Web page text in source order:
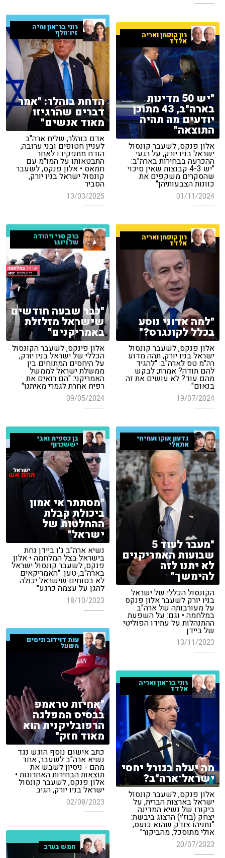
רוני בר־און ומיה
זיו־וולף
הדחת בוהלר: "אמר
דברים שהרגיזו
מאוד אנשים"
אדם בוהלר, שליח ארה"ב
לעניין חטופים ובני ערובה,
הודח מתפקידו לאחר
התבטאותו על המו"מ עם
חמאס • אלון פנקס, לשעבר
קונסול ישראל בניו יורק,
הסביר
13/03/2025
רון קופמן ואריה
אלדד
"יש 50 מדינות
בארה"ב, 43 מתוכן
יודעים מה תהיה
התוצאה"
אלון פנקס, לשעבר קונסול
ישראל בניו יורק, על רגעי
ההכרעה בבחירות בארה"ב:
"יש 4-3 קבוצות שאין סיכוי
שהסקרים משקפים את
כוונות הצבעותיהן"
01/11/2024
רון קופמן ואריה
אלדד
"למה אדוני נוסע
בכלל לקונגרס?"
אלון פנקס, לשעבר קונסול
ישראל בניו יורק, תהה מדוע
רה"מ טס לארה"ב: "להגיד
להם תודה? אמרת; לבקש
מהם עוד? לא עושים את זה
בנאום"
19/07/2024
ברק סרי ויהודה
שלזינגר
"כבר שבעה חודשים
שישראל מזלזלת
באמריקנים"
אלון פינקס, לשעבר הקונסול
הכללי של ישראל בניו יורק,
על היחסים המתוחים בין
ממשלת ישראל לממשל
האמריקני: "הם רואים את
רפיח אחרת לגמרי מאיתנו"
09/05/2024
גדעון אוקו ועמיחי
אתאלי
"מעבר לעוד 5
שבועות האמריקנים
לא יתנו לזה
להימשך"
הקונסול הכללי של ישראל
בניו יורק לשעבר אלון פנקס
על מעורבותה של ארה"ב
במלחמה • וגם: על השפעת
ההתנהלות על עתידו הפוליטי
של ביידן
13/11/2023
בן כספית ואבי
יששכרוף
"מסתתר אי אמון
ביכולת קבלת
ההחלטות של
ישראל"
נשיא ארה"ב ג'ו ביידן נחת
בישראל בצל המלחמה • אלון
פנקס, לשעבר קונסול ישראל
בארה"ב, טען: "האמריקאים
לא בטוחים שישראל יכולה
להגן על עצמה כרגע"
18/10/2023
ענת דוידוב וניסים
משעל
"אחיזת טראמפ
בבסיס המפלגה
הרפובליקנית הוא
מאוד חזק"
כתב אישום נוסף הוגש נגד
נשיא ארה"ב לשעבר, אחד
מהם - ניסיון לשבש את
תוצאות הבחירות האחרונות •
אלון פנקס, לשעבר קונסול
ישראל בניו יורק, הגיב
02/08/2023
רוני בר־און ואריה
אלדד
מה יעלה בגורל יחסי
ישראל־ארה"ב?
אלון פנקס, לשעבר קונסול
ישראל בארצות הברית, על
ביקורו של נשיא המדינה
יצחק (בוז'י) הרצוג ביבשת:
"נתניהו צודק שהוא כועס,
אולי מתוסכל, מהביקור"
20/07/2023 חמש בערב